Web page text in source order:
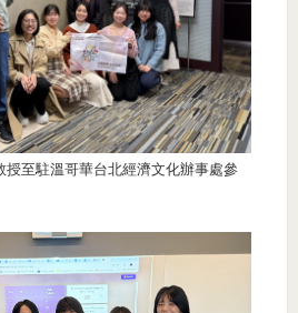
授至駐溫哥華台北經濟文化辦事處參